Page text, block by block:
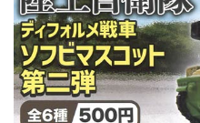
カプセルトイマシン本体
カプセルトイ